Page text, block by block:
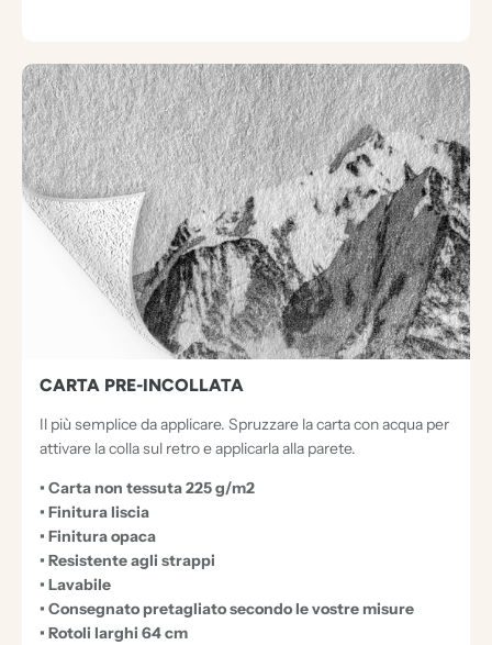
CARTA PRE-INCOLLATA
Il più semplice da applicare. Spruzzare la carta con acqua per
attivare la colla sul retro e applicarla alla parete.
• Carta non tessuta 225 g/m2
• Finitura liscia
• Finitura opaca
• Resistente agli strappi
• Lavabile
• Consegnato pretagliato secondo le vostre misure
• Rotoli larghi 64 cm